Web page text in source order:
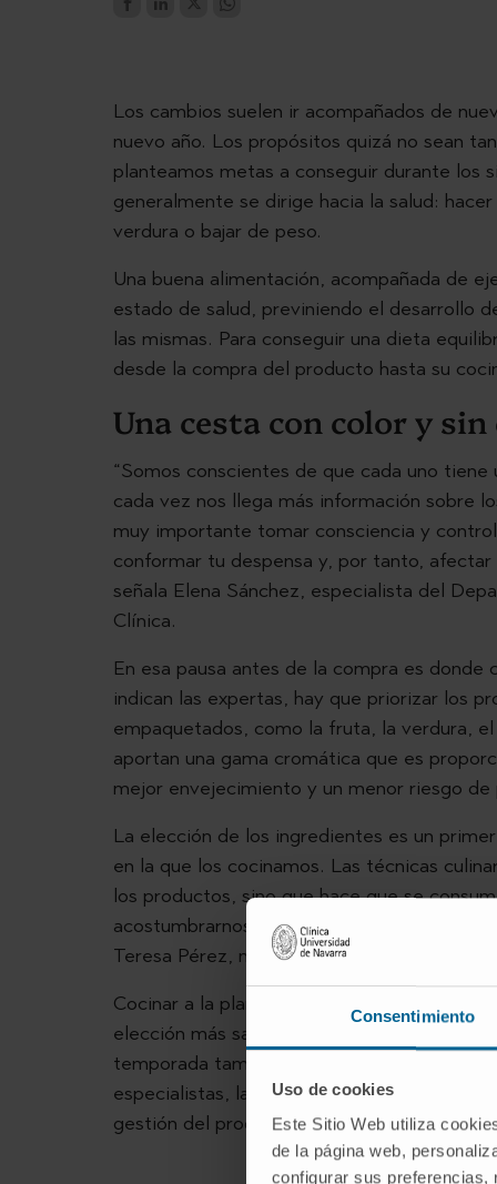
Consentimiento
Uso de cookies
Este Sitio Web utiliza
de la página web,
configurar sus preferencias,
Los cambios suelen ir acompañados de
nuevo año. Los propósitos quizá no sean
planteamos metas a conseguir durante los
generalmente se dirige hacia la salud:
verdura o bajar de peso.
Una buena alimentación, acompañada de
estado de salud, previniendo el desarrollo
las mismas. Para conseguir una dieta
desde la compra del producto hasta su
Una cesta con color y
“Somos conscientes de que cada uno
cada vez nos llega más información sobre
muy importante tomar consciencia y
conformar tu despensa y, por tanto,
señala Elena Sánchez, especialista del
Clínica.
En esa pausa antes de la compra es
indican las expertas, hay que priorizar los
empaquetados, como la fruta, la verdura,
aportan una gama cromática que es
mejor envejecimiento y un menor riesgo
La elección de los ingredientes es un
en la que los cocinamos. Las técnicas
los productos, sino que hace que se
acostumbrarnos al propio sabor de los
Teresa Pérez, nutricionista del Servicio de
Cocinar a la plancha, al vapor o en su
elección más saludable que las frituras y
temporada también ayudará a aportar todo
especialistas, la importancia de organizar
gestión del producto fresco, los